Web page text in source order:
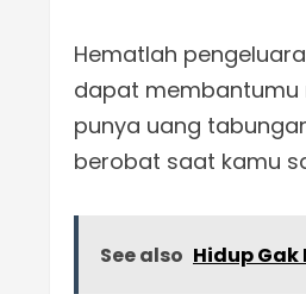
Hematlah
dapat membantumu
punya uang
berobat saat kamu
See also Hidup